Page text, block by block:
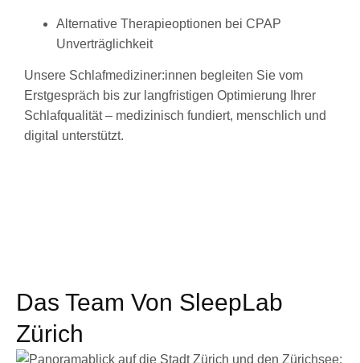
Alternative Therapieoptionen bei CPAP
Unverträglichkeit
Unsere Schlafmediziner:innen begleiten Sie vom
Erstgespräch bis zur langfristigen Optimierung Ihrer
Schlafqualität – medizinisch fundiert, menschlich und
digital unterstützt.
Das Team Von SleepLab
Zürich